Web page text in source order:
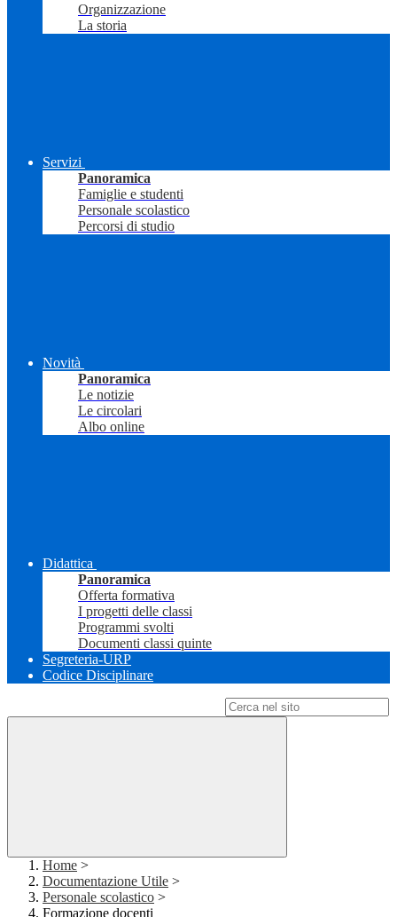
Organizzazione
La storia
Servizi
Panoramica
Famiglie e studenti
Personale scolastico
Percorsi di studio
Novità
Panoramica
Le notizie
Le circolari
Albo online
Didattica
Panoramica
Offerta formativa
I progetti delle classi
Programmi svolti
Documenti classi quinte
Segreteria-URP
Codice Disciplinare
Home >
Documentazione Utile >
Personale scolastico >
Formazione docenti